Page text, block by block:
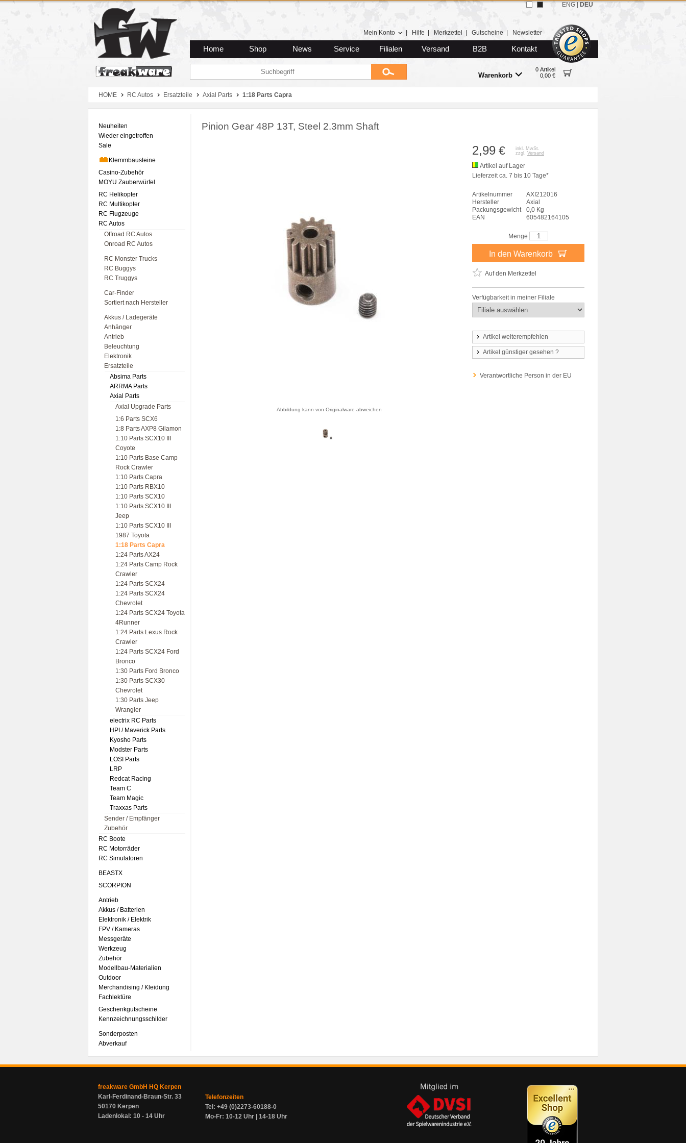
Zum Hauptmenue
Zum Seiteninhalt
Zum Warenkob
Mein Konto Hilfe Merkzettel Gutscheine Newsletter
Home Shop News Service Filialen Versand B2B Kontakt
Warenkorb
0 Artikel
0,00 €
ENG DEU
HOME RC Autos Ersatzteile Axial Parts 1:18 Parts Capra
Neuheiten
Wieder eingetroffen
Sale
Klemmbausteine
Casino-Zubehör
MOYU Zauberwürfel
RC Helikopter
RC Multikopter
RC Flugzeuge
RC Autos
Offroad RC Autos
Onroad RC Autos
RC Monster Trucks
RC Buggys
RC Truggys
Car-Finder
Sortiert nach Hersteller
Akkus / Ladegeräte
Anhänger
Antrieb
Beleuchtung
Elektronik
Ersatzteile
Absima Parts
ARRMA Parts
Axial Parts
Axial Upgrade Parts
1:6 Parts SCX6
1:8 Parts AXP8 Gilamon
1:10 Parts SCX10 III
Coyote
1:10 Parts Base Camp
Rock Crawler
1:10 Parts Capra
1:10 Parts RBX10
1:10 Parts SCX10
1:10 Parts SCX10 III
Jeep
1:10 Parts SCX10 III
1987 Toyota
1:18 Parts Capra
1:24 Parts AX24
1:24 Parts Camp Rock
Crawler
1:24 Parts SCX24
1:24 Parts SCX24
Chevrolet
1:24 Parts SCX24 Toyota
4Runner
1:24 Parts Lexus Rock
Crawler
1:24 Parts SCX24 Ford
Bronco
1:30 Parts Ford Bronco
1:30 Parts SCX30
Chevrolet
1:30 Parts Jeep
Wrangler
electrix RC Parts
HPI / Maverick Parts
Kyosho Parts
Modster Parts
LOSI Parts
LRP
Redcat Racing
Team C
Team Magic
Traxxas Parts
Sender / Empfänger
Zubehör
RC Boote
RC Motorräder
RC Simulatoren
BEASTX
SCORPION
Antrieb
Akkus / Batterien
Elektronik / Elektrik
FPV / Kameras
Messgeräte
Werkzeug
Zubehör
Modellbau-Materialien
Outdoor
Merchandising / Kleidung
Fachlektüre
Geschenkgutscheine
Kennzeichnungsschilder
Sonderposten
Abverkauf
Pinion Gear 48P 13T, Steel 2.3mm Shaft
Abbildung kann von Originalware abweichen
2,99 €
inkl. MwSt.
zzgl. Versand
Artikel auf Lager
Lieferzeit ca. 7 bis 10 Tage*
Artikelnummer
AXI212016
Hersteller
Axial
Packungsgewicht
0,0 Kg
EAN
605482164105
Menge
In den Warenkorb
Auf den Merkzettel
Verfügbarkeit in meiner Filiale
Artikel weiterempfehlen
Artikel günstiger gesehen ?
Verantwortliche Person in der EU
freakware GmbH HQ Kerpen
Karl-Ferdinand-Braun-Str. 33
50170 Kerpen
Ladenlokal: 10 - 14 Uhr
Telefonzeiten
Tel: +49 (0)2273-60188-0
Mo-Fr: 10-12 Uhr | 14-18 Uhr